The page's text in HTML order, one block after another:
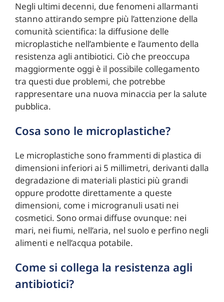
Negli ultimi decenni, due fenomeni allarmanti
stanno attirando sempre più l’attenzione della
comunità scientifica: la diffusione delle
microplastiche nell’ambiente e l’aumento della
resistenza agli antibiotici. Ciò che preoccupa
maggiormente oggi è il possibile collegamento
tra questi due problemi, che potrebbe
rappresentare una nuova minaccia per la salute
pubblica.
Cosa sono le microplastiche?
Le microplastiche sono frammenti di plastica di
dimensioni inferiori ai 5 millimetri, derivanti dalla
degradazione di materiali plastici più grandi
oppure prodotte direttamente a queste
dimensioni, come i microgranuli usati nei
cosmetici. Sono ormai diffuse ovunque: nei
mari, nei fiumi, nell’aria, nel suolo e perfino negli
alimenti e nell’acqua potabile.
Come si collega la resistenza agli
antibiotici?